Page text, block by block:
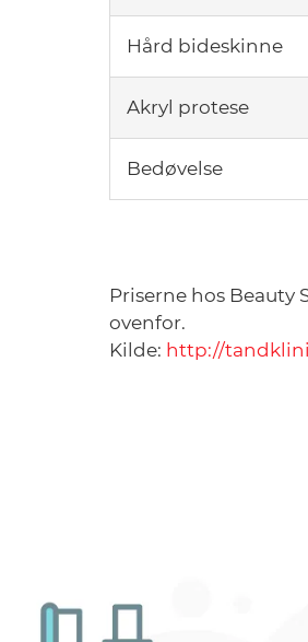
Hård bideskinne
Akryl protese
Bedøvelse
Priserne hos
ovenfor.
Kilde: http://